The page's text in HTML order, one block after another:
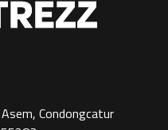
Condongcatur